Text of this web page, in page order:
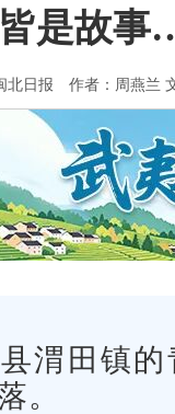
皆是故
北日报 作者：周燕兰
田镇的
。